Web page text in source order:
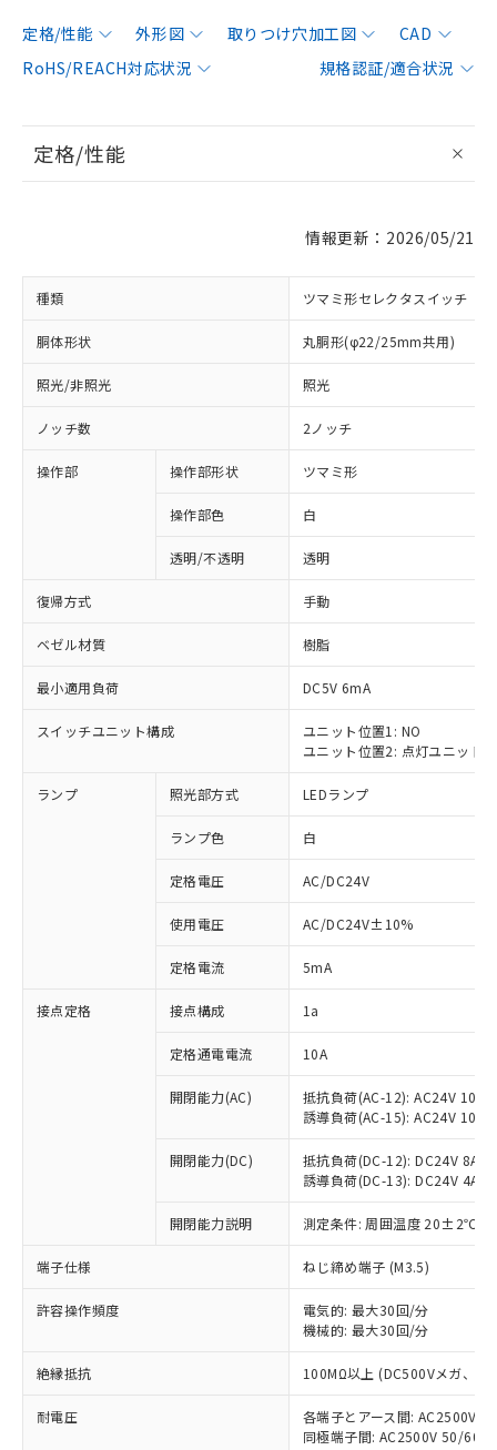
定格/性能 外形図 取りつけ穴加工図
CAD
RoHS/REACH対応状況
規格認証/適合状況
定格/性能
情報更新：2026/05/21
種類 ツマミ形セレクタスイッチ
胴体形状 丸胴形(φ22/25mm共用)
照光/非照光 照光
ノッチ数 2ノッチ
操作部 操作部形状 ツマミ形
操作部色 白
透明/不透明 透明
復帰方式 手動
ベゼル材質 樹脂
最小適用負荷 DC5V 6mA
スイッチユニット構成
ユニット位置1: NO
ユニット位置2: 点灯ユニット
ランプ 照光部方式 LEDランプ
ランプ色 白
定格電圧 AC/DC24V
使用電圧 AC/DC24V±10%
定格電流 5mA
接点定格 接点構成 1a
定格通電電流 10A
開閉能力(AC)
抵抗負荷(AC-12): AC24V 10A/
誘導負荷(AC-15): AC24V
開閉能力(DC)
抵抗負荷(DC-12): DC24V 8A/
誘導負荷(DC-13): DC24V 4A/
開閉能力説明 測定条件: 周囲温度 20±2℃、
端子仕様 ねじ締め端子 (M3.5)
許容操作頻度
電気的: 最大30回/分
機械的: 最大30回/分
絶縁抵抗 100MΩ以上 (DC500Vメガ、点
耐電圧
各端子とアース間: AC2500V
同極端子間: AC2500V 50/
ご利用条件
以下の条件をお読みいただき、同意のうえ
本サービスは、当社制御機器事業取扱
商品の当社在庫状況および標準価格
(税抜)を提供させていただくもので
当社制御機器事業取扱商品の中には、
本サービスの対象外となる商品もある
ことをご了承ください。
在庫状況および標準価格照会結果は、
記載している更新日時点での社内デー
タに基づき作成されるものであり、閲
覧された時点での実際の在庫および標
準価格とは異なる場合があることをご
対応済み：EU RoHS指令（10物質）の
非含有に対応した製品が提供可能な商品で
す。
対応予定：EU RoHS指令（10物質）の非含
有に対応した製品に切り替える予定のある
対応予定なし：EU RoHS指令（10物質）の
非含有に非対応の商品で、対応品を出す予
調査・確認中：EU RoHS指令（10物質）の
非含有の対応状況を調査中または確認中の
非該当品：ライセンス料など無形物で、有
害物質有無と関係のない商品です。
仕入先様の事情により、非含有部品として
いたものが、含有品と判明した場合などや
むを得ず変更することがあります。
*EU RoHS指令（10物質）：
鉛(Pb) 1000ppm以下、 水銀(Hg) 1000ppm以下、 カド
六価クロム(Cr(Ⅵ)) 1000ppm以下、ポリ臭化ビフェニル
類(PBB) 1000ppm以下、ポリ臭化ジフェニルエーテル類
「○」：最大均質材料含有率が中国RoHSの
基準値以下であることを示します。
「×」：最大均質材料含有率が中国RoHSの
基準値を超えていることを示します。
「－」：未確認です。当社販売部門へお問
*中国RoHS10物質の基準値 (GB/T26572)：
Pb(鉛) :1000ppm、 Hg(水銀) : 1000ppm、 Cd(カドミウ
Cr(Ⅵ)(六価クロム) : 1000ppm、 PBBs(ポリ臭化ビフェ
当社は、これら貴社製品のうち、外国
為替および外国貿易法に定める商品
（以下｢規制貨物等」という）を輸出
または国外への提供する場合は、日本
可)を取得するなどの必要な手続きを